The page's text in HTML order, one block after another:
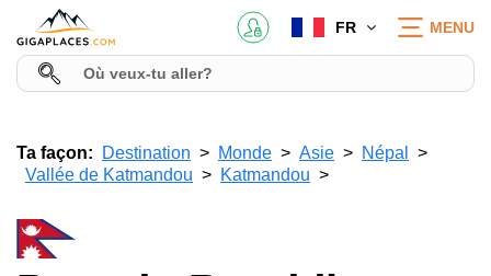
FR MENU
Ta façon: Destination Monde Asie
Népal
Vallée de Katmandou
Katmandou